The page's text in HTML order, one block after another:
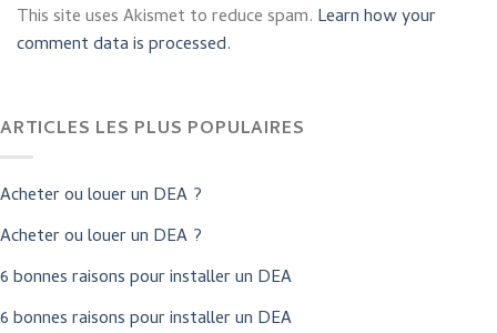
This site uses Akismet to reduce spam. Learn how your
comment data is processed.
ARTICLES LES PLUS POPULAIRES
Acheter ou louer un DEA ?
Acheter ou louer un DEA ?
6 bonnes raisons pour installer un DEA
6 bonnes raisons pour installer un DEA